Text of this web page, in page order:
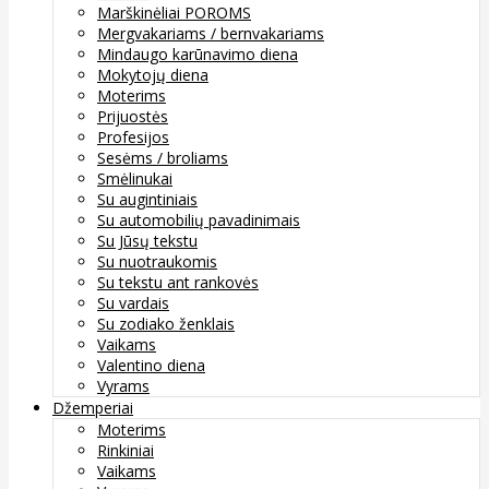
Marškinėliai POROMS
Mergvakariams / bernvakariams
Mindaugo karūnavimo diena
Mokytojų diena
Moterims
Prijuostės
Profesijos
Sesėms / broliams
Smėlinukai
Su augintiniais
Su automobilių pavadinimais
Su Jūsų tekstu
Su nuotraukomis
Su tekstu ant rankovės
Su vardais
Su zodiako ženklais
Vaikams
Valentino diena
Vyrams
Džemperiai
Moterims
Rinkiniai
Vaikams